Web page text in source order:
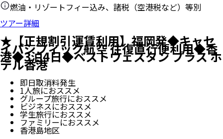
燃油・リゾートフィー込み、諸税（空港税など）等別
ツアー詳細
★【正規割引運賃利用】福岡発◆キャセ
イパシフィック航空 往復直行便利用◆香
港◆3泊4日◆ベストウェスタン プラス ホ
テル香港
即日取消料発生
1人旅におススメ
グループ旅行におススメ
ビジネスにおススメ
学生旅行におススメ
ファミリーにおススメ
香港島地区